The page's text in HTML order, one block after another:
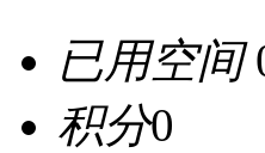
已用空间
积分0